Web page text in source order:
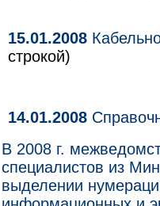
15.01.2008
строкой)
14.01.2008
В 2008 г.
специалистов из
выделении